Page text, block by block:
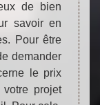
de bien
savoir en
Pour être
demander
le prix
projet